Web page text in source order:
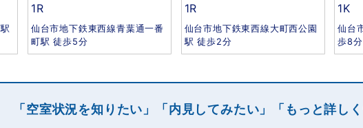
1R
仙台市地下鉄東西線青葉通一番
町駅 徒歩5分
1R
仙台市地下鉄東西線大町西公園
駅 徒歩2分
1K
仙台
歩8分
「空室状況を知りたい」「内見してみたい」「もっと詳し